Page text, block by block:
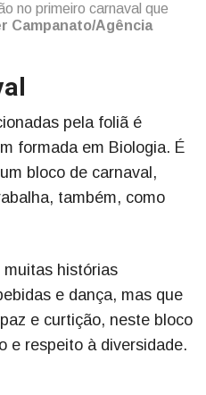
no primeiro carnaval que
Campanato/Agência
pela foliã é
formada em Biologia. É
bloco de carnaval,
também, como
muitas histórias
e dança, mas que
e curtição, neste bloco
e respeito à diversidade.